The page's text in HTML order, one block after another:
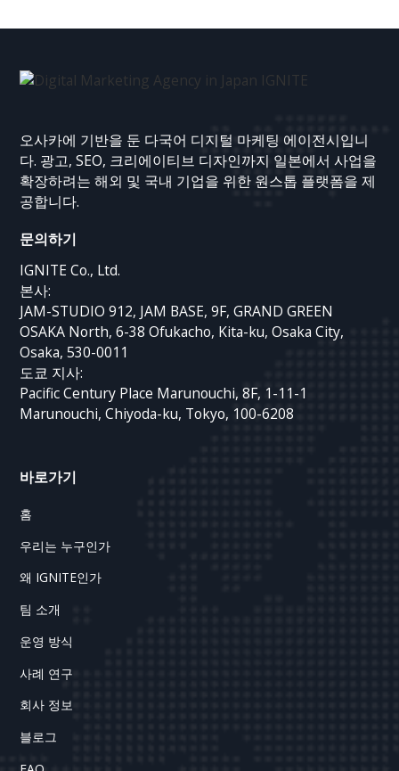
오사카에 기반을 둔 다국어 디지털 마케팅 에이전시입니
다. 광고, SEO, 크리에이티브 디자인까지 일본에서 사업을
확장하려는 해외 및 국내 기업을 위한 원스톱 플랫폼을 제
공합니다.
문의하기
IGNITE Co., Ltd.
본사:
JAM-STUDIO 912, JAM BASE, 9F, GRAND GREEN
OSAKA North, 6-38 Ofukacho, Kita-ku, Osaka City,
Osaka, 530-0011
도쿄 지사:
Pacific Century Place Marunouchi, 8F, 1-11-1
Marunouchi, Chiyoda-ku, Tokyo, 100-6208
바로가기
홈
우리는 누구인가
왜 IGNITE인가
팀 소개
운영 방식
사례 연구
회사 정보
블로그